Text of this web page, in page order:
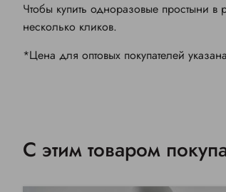
Чтобы купить одноразовые простыни в
несколько кликов.
*Цена для оптовых покупателей
С этим товаром